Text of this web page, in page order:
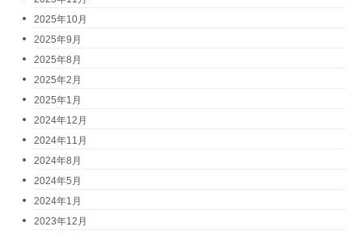
2025年10月
2025年9月
2025年8月
2025年2月
2025年1月
2024年12月
2024年11月
2024年8月
2024年5月
2024年1月
2023年12月